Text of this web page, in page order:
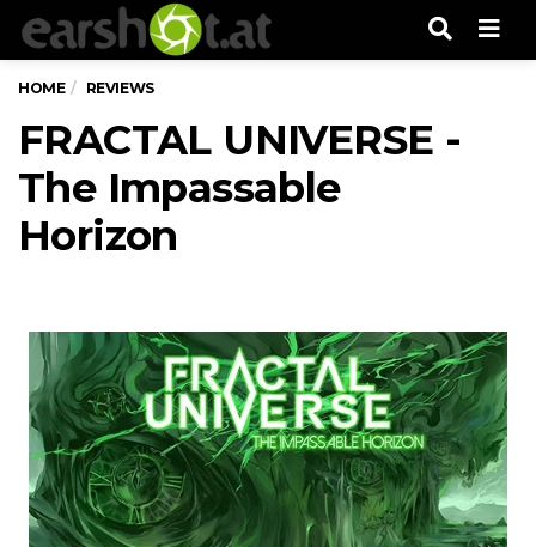
HOME REVIEWS
FRACTAL UNIVERSE -
The Impassable
Horizon